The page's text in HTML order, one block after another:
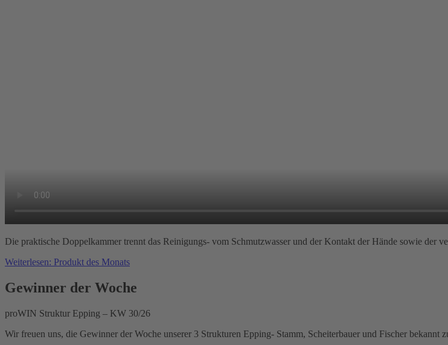
Die praktische Doppelkammer trennt das Reinigungs- vom Schmutzwasser und der Kontakt der Hände sowie der
Weiterlesen: Produkt des Monats
Gewinner der Woche
proWIN Struktur Epping – KW 30/26
Wir freuen uns, die Gewinner der Woche unserer 3 Strukturen Epping- Stamm, Scheiterbauer und Fischer bekannt